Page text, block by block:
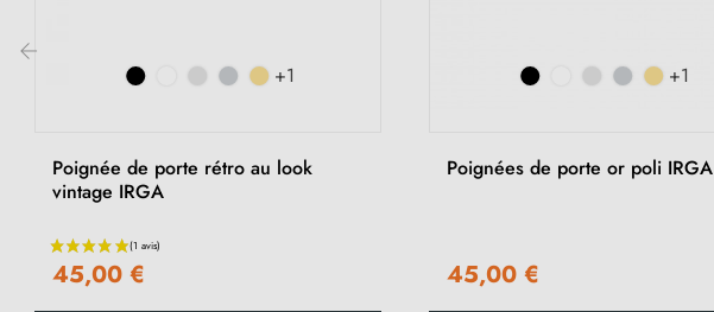
+1
Poignée de porte rétro au look
vintage IRGA
45,00 €
+1
Poignées de porte or poli IRGA
45,00 €